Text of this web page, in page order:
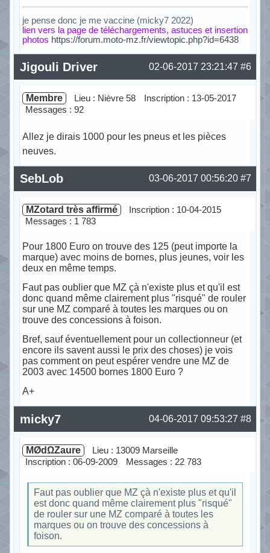
je pense donc je me vaccine (micky7 2022)
lien vers la page de téléchargements, astuces et insertion
photos https://forum.moto-mz.fr/viewtopic.php?id=6438
Hors ligne #6
02-06-2017 23:21:47
Jigouli Driver
Membre Lieu : Nièvre 58
Inscription : 13-05-2017
Messages : 92
Allez je dirais 1000 pour les pneus et les pièces
neuves.
Hors ligne #7
03-06-2017 00:56:20
SebLob
MZotard très affirmé
Inscription : 10-04-2015
Messages : 1 783
Pour 1800 Euro on trouve des 125 (peut importe la
marque) avec moins de bornes, plus jeunes, voir les
deux en même temps.
Faut pas oublier que MZ çà n'existe plus et qu'il est
donc quand même clairement plus "risqué" de rouler
sur une MZ comparé à toutes les marques ou on
trouve des concessions à foison.
Bref, sauf éventuellement pour un collectionneur (et
encore ils savent aussi le prix des choses) je vois
pas comment on peut espérer vendre une MZ de
2003 avec 14500 bornes 1800 Euro ?
A+
Hors ligne #8
04-06-2017 09:53:27
micky7
MØdΩZaure
Lieu : 13009 Marseille
Inscription : 06-09-2009
Messages : 22 783
Faut pas oublier que MZ çà n'existe plus et qu'il
est donc quand même clairement plus "risqué"
de rouler sur une MZ comparé à toutes les
marques ou on trouve des concessions à
foison.